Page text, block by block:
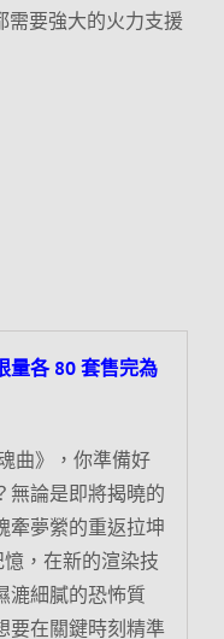
需要強大的火力支援
量各 80 套售完為
曲》，你準備好
無論是即將揭曉的
牽夢縈的重返拉坤
憶，在新的渲染技
漉細膩的恐怖質
要在關鍵時刻精準